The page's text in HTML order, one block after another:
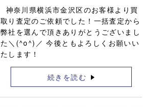
神奈川県横浜市金沢区のお客様より買
取り査定のご依頼でした！一括査定から
弊社を選んで頂きありがとうございまし
た＼(^o^)／ 今後ともよろしくお願いい
たします！
続きを読む